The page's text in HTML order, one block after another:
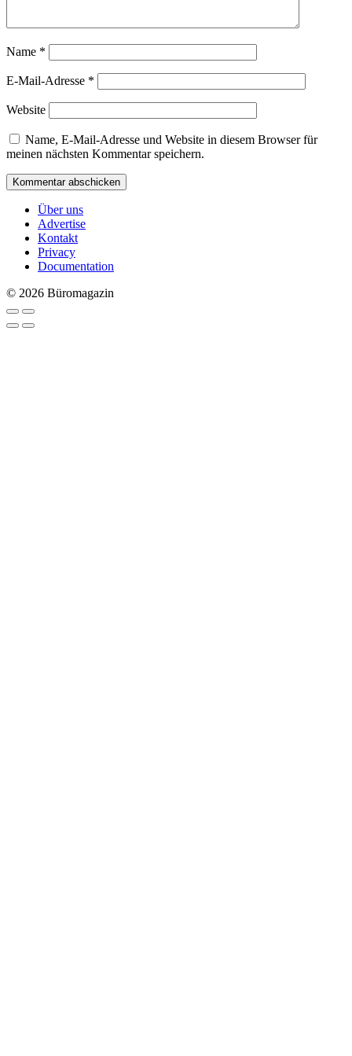
Name *
E-Mail-Adresse *
Website
Name, E-Mail-Adresse und Website in diesem Browser für
meinen nächsten Kommentar speichern.
Über uns
Advertise
Kontakt
Privacy
Documentation
© 2026 Büromagazin